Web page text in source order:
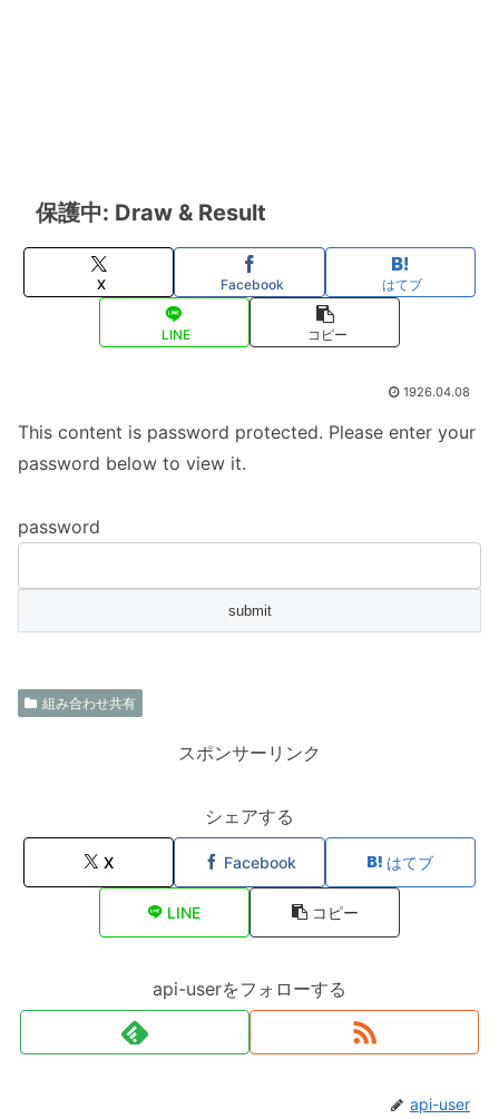
保護中: Draw & Result
X Facebook はてブ
LINE コピー
1926.04.08
This content is password protected. Please enter your
password below to view it.
password
組み合わせ共有
スポンサーリンク
シェアする
X Facebook はてブ
LINE コピー
api-userをフォローする
api-user